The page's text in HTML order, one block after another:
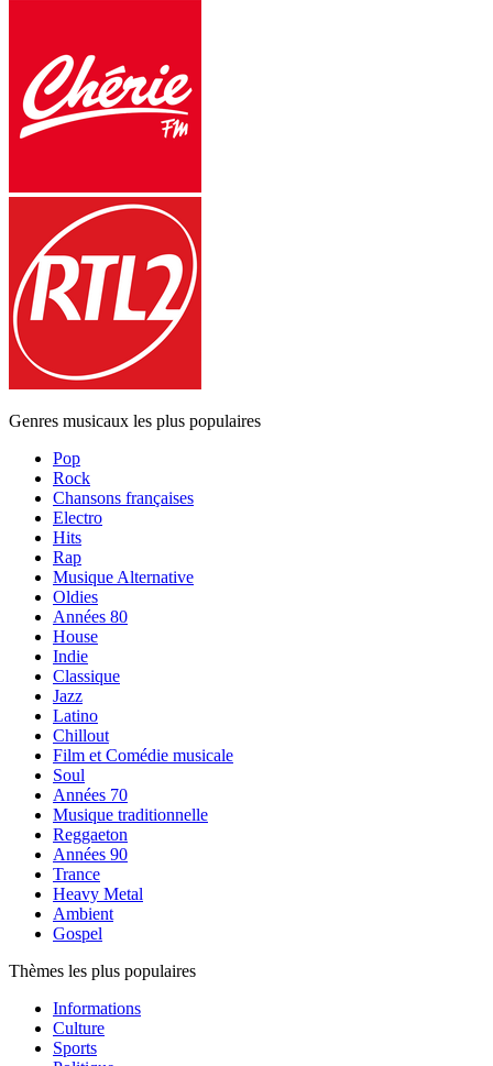
Genres musicaux les plus populaires
Pop
Rock
Chansons françaises
Electro
Hits
Rap
Musique Alternative
Oldies
Années 80
House
Indie
Classique
Jazz
Latino
Chillout
Film et Comédie musicale
Soul
Années 70
Musique traditionnelle
Reggaeton
Années 90
Trance
Heavy Metal
Ambient
Gospel
Thèmes les plus populaires
Informations
Culture
Sports